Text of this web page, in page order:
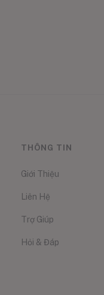
THÔNG TIN
Giới Thiệu
Liên Hệ
Trợ Giúp
Hỏi & Đáp